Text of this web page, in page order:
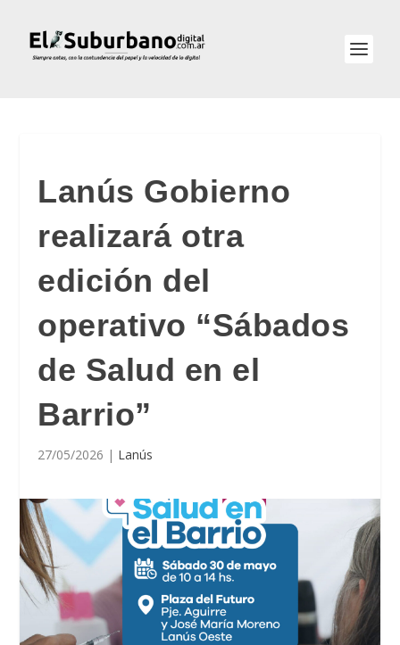
Lanús Gobierno
realizará otra
edición del
operativo “Sábados
de Salud en el
Barrio”
27/05/2026 | Lanús